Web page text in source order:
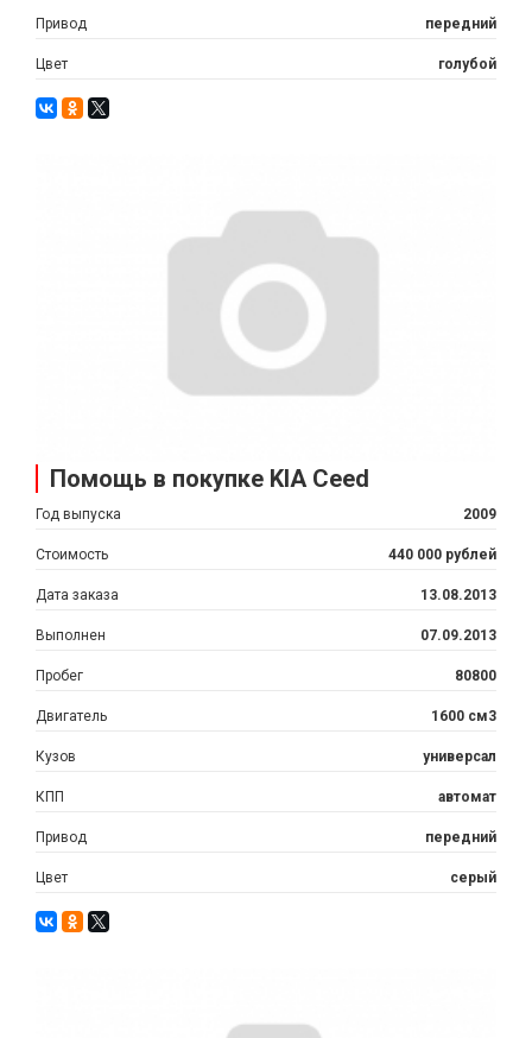
Привод передний
Цвет голубой
Помощь в покупке KIA Ceed
Год выпуска 2009
Стоимость 440 000 рублей
Дата заказа 13.08.2013
Выполнен 07.09.2013
Пробег 80800
Двигатель 1600 см3
Кузов универсал
КПП автомат
Привод передний
Цвет серый